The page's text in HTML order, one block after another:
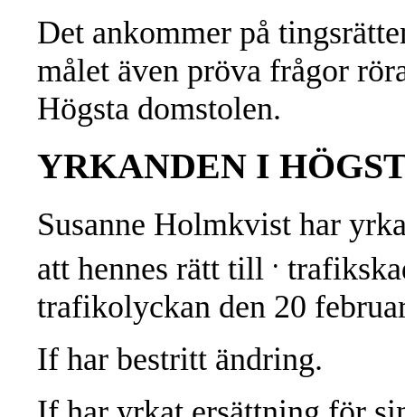
Det ankommer på
målet även pröva frågor
Högsta domstolen.
YRKANDEN I
Susanne Holmkvist har
att hennes rätt till .
trafikolyckan den 20
If har bestritt ändring.